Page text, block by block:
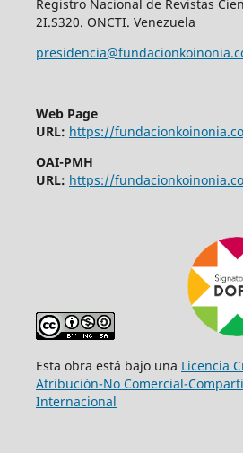
Registro Nacional de Revistas
2I.S320. ONCTI. Venezuela
Web Page
URL: https://
OAI-PMH
URL: https://
Esta obra está bajo una Licencia
Atribución-No Comercial-
Internacional